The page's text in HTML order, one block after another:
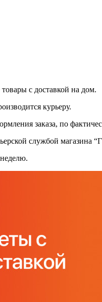
с доставкой на дом.
курьеру.
заказа, по
службой магазина